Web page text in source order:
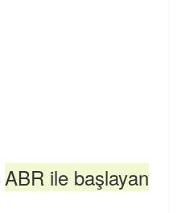
ABR ile başlayan